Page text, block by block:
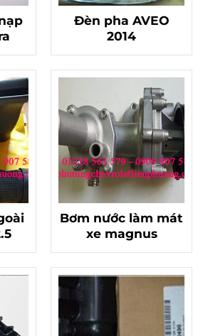
Đèn pha AVEO
2014
Bơm nước làm mát
xe magnus